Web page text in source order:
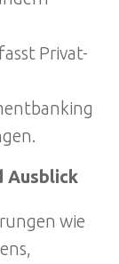
Privat-
Ausblick
wie